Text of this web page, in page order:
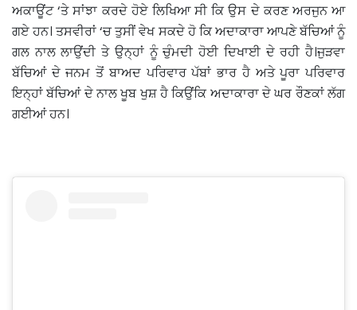
ਅਕਾਊਂਟ ‘ਤੇ ਸਾਂਝਾ ਕਰਦੇ ਹੋਏ ਲਿਖਿਆ ਸੀ ਕਿ ਉਸ ਦੇ ਕਰਣ ਅਰਜੁਨ ਆ
ਗਏ ਹਨ। ਤਸਵੀਰਾਂ ‘ਚ ਤੁਸੀਂ ਵੇਖ ਸਕਦੇ ਹੋ ਕਿ ਅਦਾਕਾਰਾ ਆਪਣੇ ਬੱਚਿਆਂ ਨੂੰ
ਗਲ ਨਾਲ ਲਾਉਂਦੀ ਤੇ ਉਨ੍ਹਾਂ ਨੂੰ ਚੁੰਮਦੀ ਹੋਈ ਦਿਖਾਈ ਦੇ ਰਹੀ ਹੈ।ਜੁੜਵਾ
ਬੱਚਿਆਂ ਦੇ ਜਨਮ ਤੋਂ ਬਾਅਦ ਪਰਿਵਾਰ ਪੱਬਾਂ ਭਾਰ ਹੈ ਅਤੇ ਪੂਰਾ ਪਰਿਵਾਰ
ਇਨ੍ਹਾਂ ਬੱਚਿਆਂ ਦੇ ਨਾਲ ਖੂਬ ਖੁਸ਼ ਹੈ ਕਿਉਂਕਿ ਅਦਾਕਾਰਾ ਦੇ ਘਰ ਰੌਣਕਾਂ ਲੱਗ
ਗਈਆਂ ਹਨ।